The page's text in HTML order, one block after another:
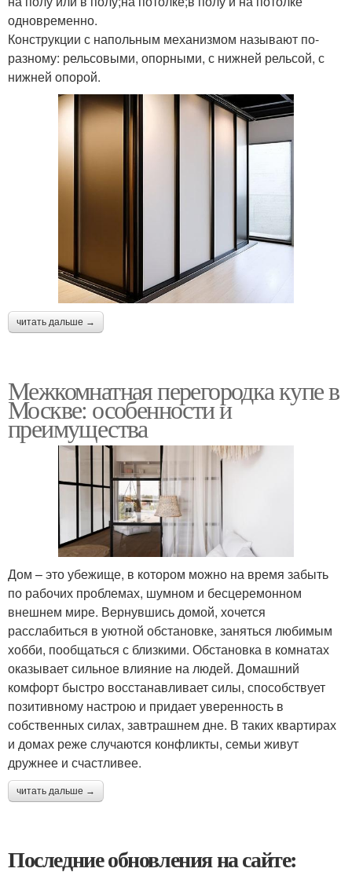
одновременно.
Конструкции с напольным механизмом называют по-
разному: рельсовыми, опорными, с нижней рельсой, с
нижней опорой.
читать дальше →
Межкомнатная перегородка купе в
Москве: особенности и
преимущества
Дом – это убежище, в котором можно на время забыть
по рабочих проблемах, шумном и бесцеремонном
внешнем мире. Вернувшись домой, хочется
расслабиться в уютной обстановке, заняться любимым
хобби, пообщаться с близкими. Обстановка в комнатах
оказывает сильное влияние на людей. Домашний
комфорт быстро восстанавливает силы, способствует
позитивному настрою и придает уверенность в
собственных силах, завтрашнем дне. В таких квартирах
и домах реже случаются конфликты, семьи живут
дружнее и счастливее.
читать дальше →
Последние обновления на сайте: